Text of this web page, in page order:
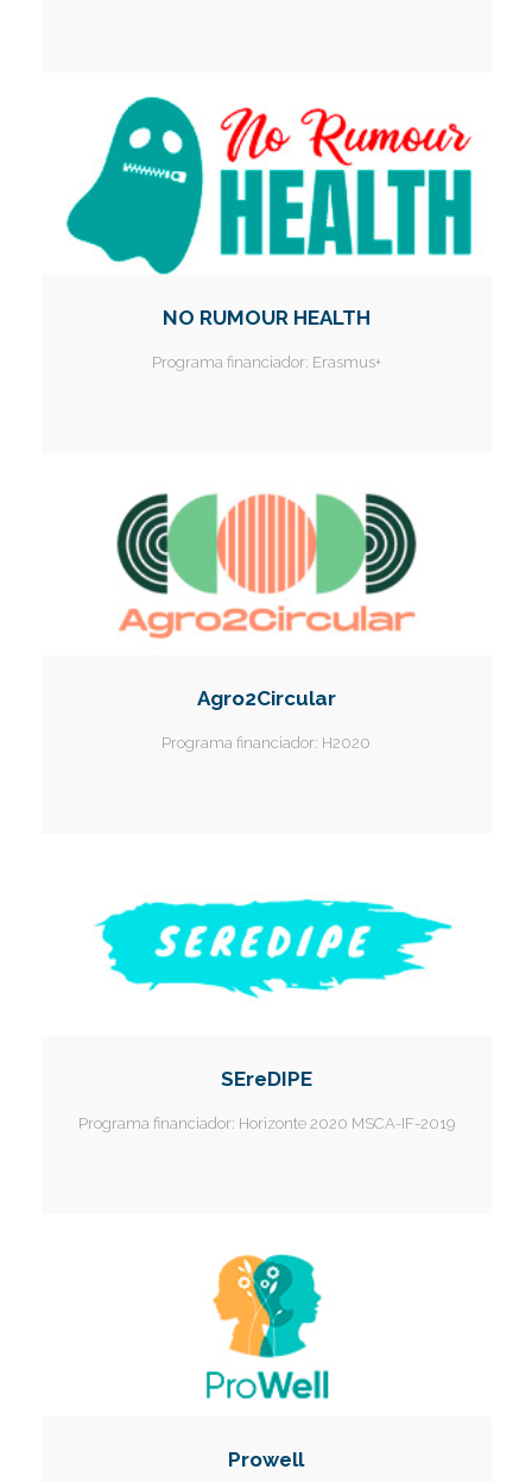
NO RUMOUR HEALTH
Programa financiador: Erasmus+
Agro2Circular
Programa financiador: H2020
SEreDIPE
Programa financiador: Horizonte 2020 MSCA-IF-2019
Prowell